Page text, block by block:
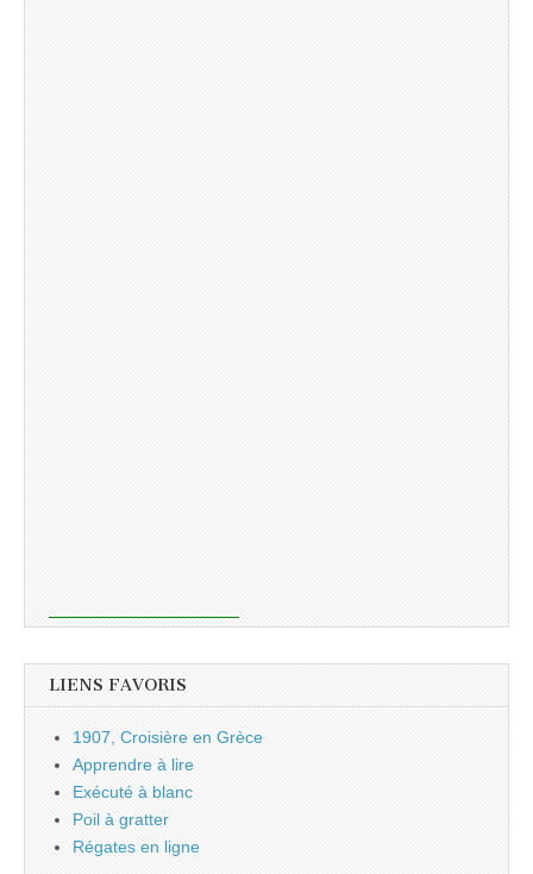
LIENS FAVORIS
1907, Croisière en Grèce
Apprendre à lire
Exécuté à blanc
Poil à gratter
Régates en ligne